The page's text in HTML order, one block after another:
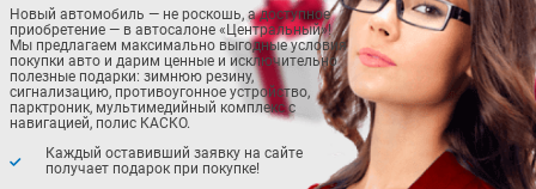
Новый автомобиль — не роскошь, а доступное
приобретение — в автосалоне «Центральный»!
Мы предлагаем максимально выгодные условия
покупки авто и дарим ценные и исключительно
полезные подарки: зимнюю резину,
сигнализацию, противоугонное устройство,
парктроник, мультимедийный комплекс с
навигацией, полис КАСКО.
Каждый оставивший заявку на сайте
получает подарок при покупке!